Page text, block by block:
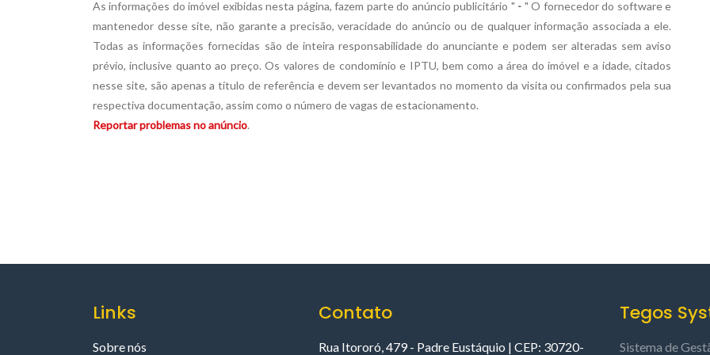
As informações do imóvel exibidas nesta página, fazem parte do anúncio publicitário " - " O fornecedor do software e
mantenedor desse site, não garante a precisão, veracidade do anúncio ou de qualquer informação associada a ele.
Todas as informações fornecidas são de inteira responsabilidade do anunciantee podem ser alteradas sem aviso
prévio, inclusive quanto ao preço. Os valores de condomínio e IPTU, bem como a área do imóvel e a idade, citados
nesse site, são apenas a título de referência e devem ser levantados no momento da visita ou confirmados pela sua
respectiva documentação, assim como o número de vagas de estacionamento.
Reportar problemas no anúncio.
Links
Sobre nós
Contato
Rua Itororó, 479 - Padre Eustáquio | CEP: 30720-
Tegos
Sistema de